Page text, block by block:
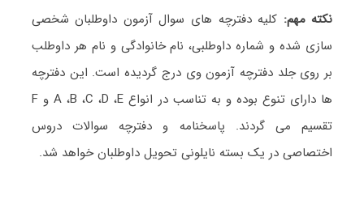
نکته مهم: کلیه دفترچه های سوال آزمون داوطلبان شخصی
سازی شده و شماره داوطلبی، نام خانوادگی و نام هر داوطلب
بر روی جلد دفترچه آزمون وی درج گردیده است. این دفترچه
ها دارای تنوع بوده و به تناسب در انواع A ،B ،C ،D ،E و F
تقسیم می گردند. پاسخنامه و دفترچه سوالات دروس
اختصاصی در یک بسته نایلونی تحویل داوطلبان خواهد شد.